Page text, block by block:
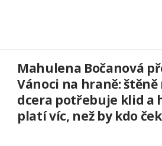
Mahulena Bočanová
Vánoci na hraně:
dcera potřebuje klid a
platí víc, než by kdo